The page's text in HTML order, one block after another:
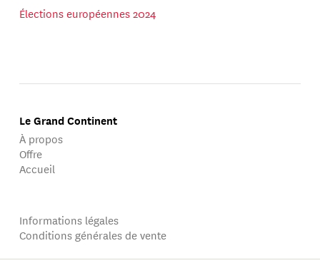
Élections européennes 2024
Le Grand Continent
À propos
Offre
Accueil
Informations légales
Conditions générales de vente